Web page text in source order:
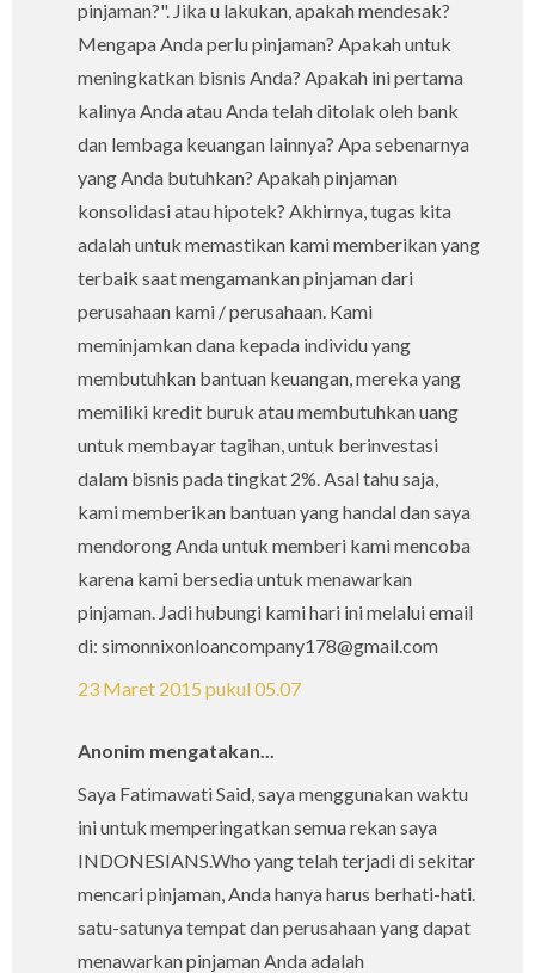
pinjaman?". Jika u lakukan, apakah mendesak?
Mengapa Anda perlu pinjaman? Apakah untuk
meningkatkan bisnis Anda? Apakah ini pertama
kalinya Anda atau Anda telah ditolak oleh bank
dan lembaga keuangan lainnya? Apa sebenarnya
yang Anda butuhkan? Apakah pinjaman
konsolidasi atau hipotek? Akhirnya, tugas kita
adalah untuk memastikan kami memberikan yang
terbaik saat mengamankan pinjaman dari
perusahaan kami / perusahaan. Kami
meminjamkan dana kepada individu yang
membutuhkan bantuan keuangan, mereka yang
memiliki kredit buruk atau membutuhkan uang
untuk membayar tagihan, untuk berinvestasi
dalam bisnis pada tingkat 2%. Asal tahu saja,
kami memberikan bantuan yang handal dan saya
mendorong Anda untuk memberi kami mencoba
karena kami bersedia untuk menawarkan
pinjaman. Jadi hubungi kami hari ini melalui email
di: simonnixonloancompany178@gmail.com
23 Maret 2015 pukul 05.07
Anonim mengatakan...
Saya Fatimawati Said, saya menggunakan waktu
ini untuk memperingatkan semua rekan saya
INDONESIANS.Who yang telah terjadi di sekitar
mencari pinjaman, Anda hanya harus berhati-hati.
satu-satunya tempat dan perusahaan yang dapat
menawarkan pinjaman Anda adalah